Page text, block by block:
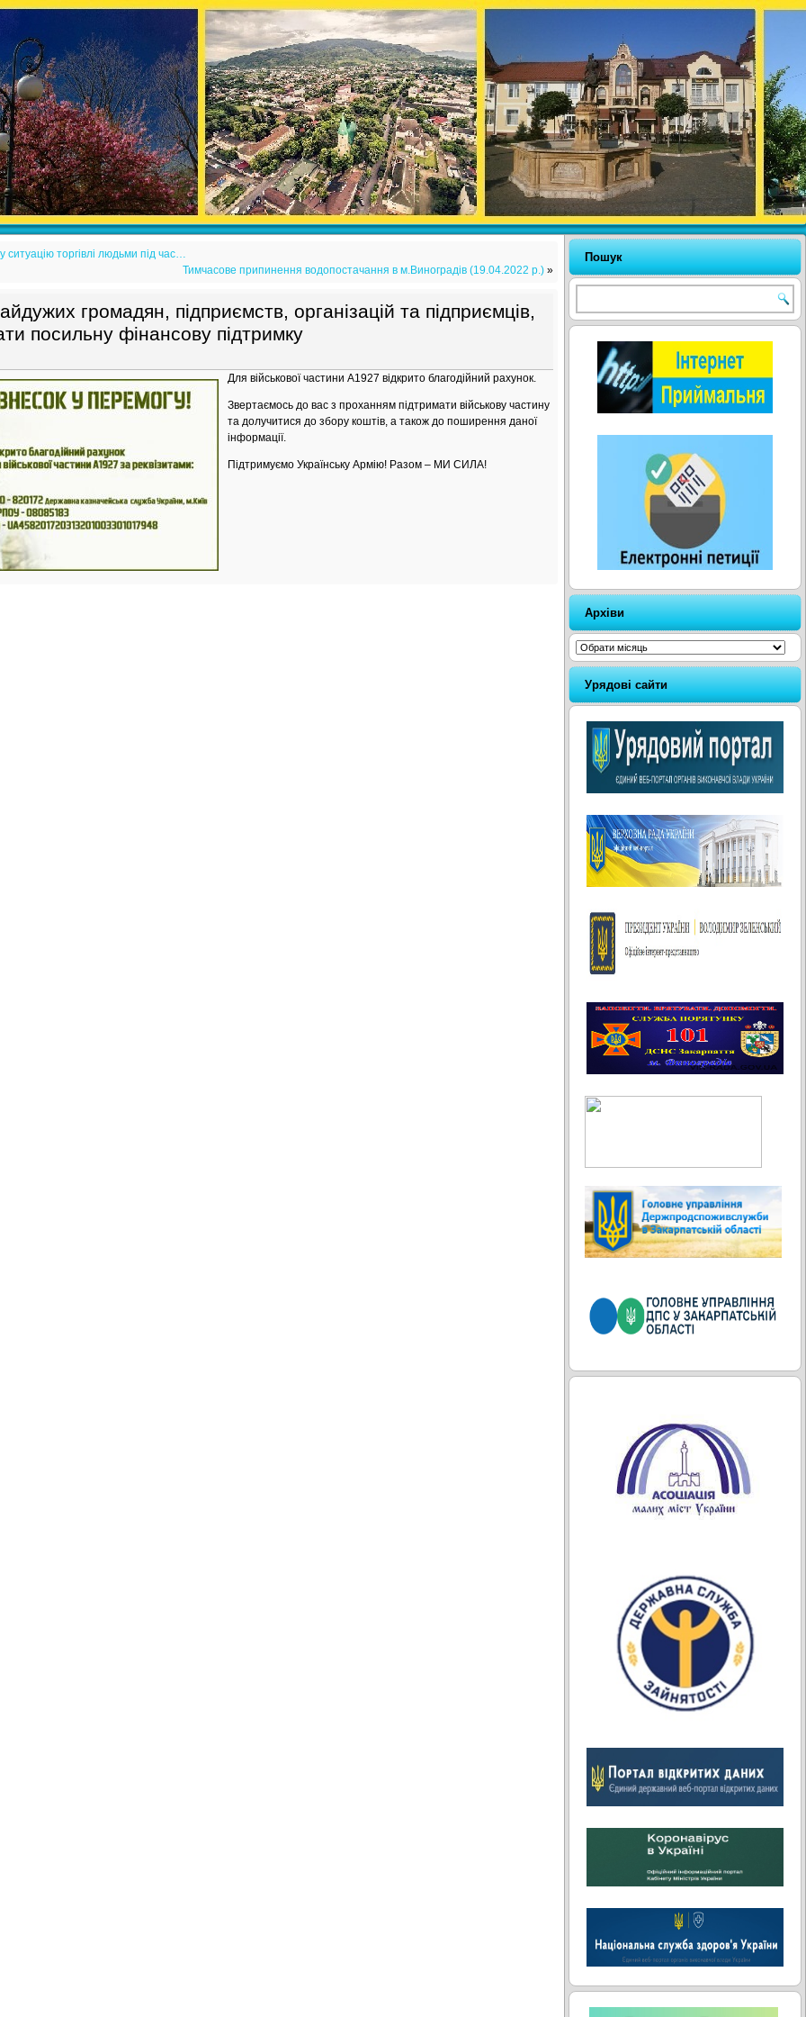
ситуацію торгівлі людьми під час…
Тимчасове припинення водопостачання в м.Виноградів (19.04.2022 р.) »
громадян, підприємств, організацій та підприємців,
посильну фінансову підтримку
Для військової частини А1927 відкрито благодійний рахунок.
Звертаємось до вас з проханням підтримати військову частину
та долучитися до збору коштів, а також до поширення даної
інформації.
Підтримуємо Українську Армію! Разом – МИ СИЛА!
Пошук
Архіви
Архіви
Урядові сайти